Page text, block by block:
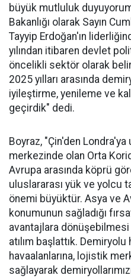
büyük mutluluk
Bakanlığı olarak Sayın
Tayyip Erdoğan'ın
yılından itibaren devlet
öncelikli sektör olarak
2025 yılları arasında
iyileştirme, yenileme ve
geçirdik" dedi.
Boyraz, "Çin'den
merkezinde olan Orta
Avrupa arasında köprü
uluslararası yük ve yolcu
önemi büyüktür. Asya ve
konumunun sağladığı
avantajlara
atılım başlattık. Demiryolu
havaalanlarına, lojistik
sağlayarak